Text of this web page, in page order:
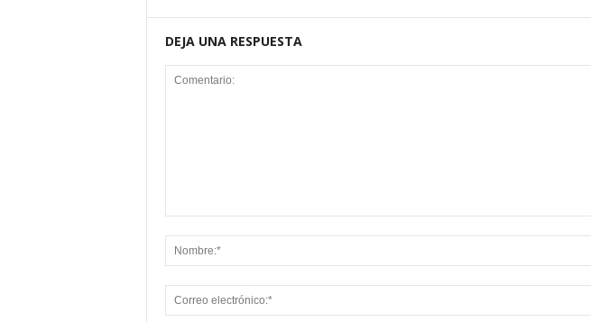
DEJA UNA RESPUESTA